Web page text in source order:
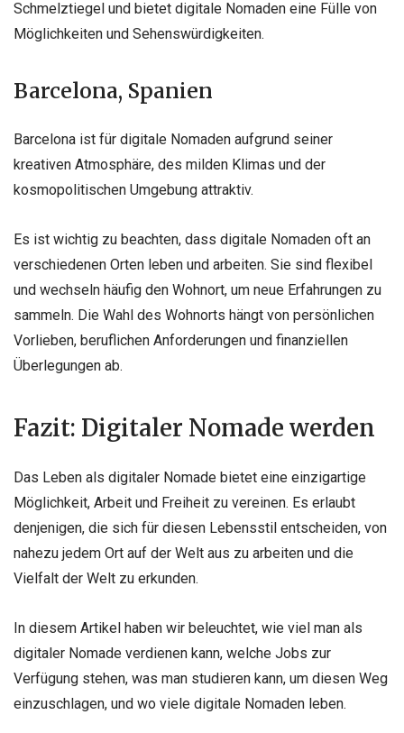
Schmelztiegel und bietet digitale Nomaden eine Fülle von
Möglichkeiten und Sehenswürdigkeiten.
Barcelona, Spanien
Barcelona ist für digitale Nomaden aufgrund seiner
kreativen Atmosphäre, des milden Klimas und der
kosmopolitischen Umgebung attraktiv.
Es ist wichtig zu beachten, dass digitale Nomaden oft an
verschiedenen Orten leben und arbeiten. Sie sind flexibel
und wechseln häufig den Wohnort, um neue Erfahrungen zu
sammeln. Die Wahl des Wohnorts hängt von persönlichen
Vorlieben, beruflichen Anforderungen und finanziellen
Überlegungen ab.
Fazit: Digitaler Nomade werden
Das Leben als digitaler Nomade bietet eine einzigartige
Möglichkeit, Arbeit und Freiheit zu vereinen. Es erlaubt
denjenigen, die sich für diesen Lebensstil entscheiden, von
nahezu jedem Ort auf der Welt aus zu arbeiten und die
Vielfalt der Welt zu erkunden.
In diesem Artikel haben wir beleuchtet, wie viel man als
digitaler Nomade verdienen kann, welche Jobs zur
Verfügung stehen, was man studieren kann, um diesen Weg
einzuschlagen, und wo viele digitale Nomaden leben.